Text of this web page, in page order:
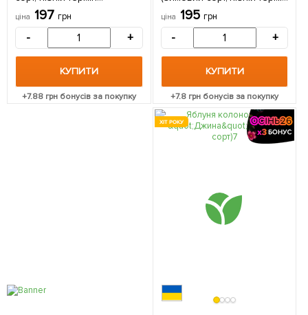
ціна 197 грн
- +
КУПИТИ
+7.88 грн бонусів за покупку
ціна 195 грн
- +
КУПИТИ
+7.8грн бонусів за покупку
ХІТ РОКУ